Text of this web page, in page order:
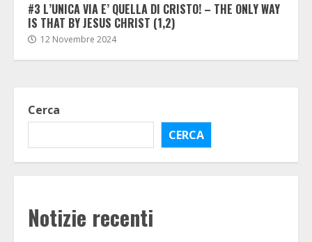
#3 L’UNICA VIA E’ QUELLA DI CRISTO! – THE ONLY WAY
IS THAT BY JESUS CHRIST (1,2)
12 Novembre 2024
Cerca
CERCA
Notizie recenti